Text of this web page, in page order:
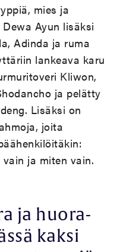
mies ja
Ayun lisäksi
Adinda ja ruma
lankeava karu
Kliwon,
ja pelätty
Lisäksi on
joita
ja miten vain.
ja huora-
kaksi